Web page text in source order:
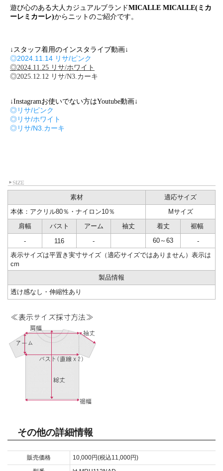
遊び心のある大人カジュアルブランドMICALLE MICALLE(ミカ
ーレミカーレ)からニットのご紹介です。
↓スタッフ着用のインスタライブ動画↓
◎2024.11.14 リサ/ピンク
◎2024.11.25 リサ/ホワイト
◎2025.12.12 リサ/N3.カーキ
↓Instagramお使いでない方はYoutube動画↓
◎リサ/ピンク
◎リサ/ホワイト
◎リサ/N3.カーキ
素材
適応サイズ
本体：アクリル80％・ナイロン10％
Mサイズ
肩幅
バスト アーム 袖丈 着丈
裾幅
-
116 - 60～63
-
表示サイズは平置き実寸サイズ（適応サイズではありません）表示は
cm
製品情報
透け感なし・伸縮性あり
その他の詳細情報
販売価格
10,000円(税込11,000円)